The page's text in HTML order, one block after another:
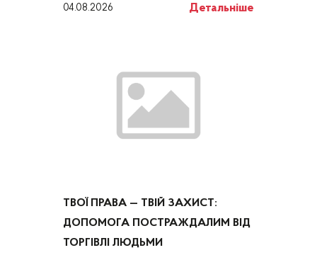
04.08.2026 Детальніше
ТВОЇ ПРАВА — ТВІЙ ЗАХИСТ:
ДОПОМОГА ПОСТРАЖДАЛИМ ВІД
ТОРГІВЛІ ЛЮДЬМИ